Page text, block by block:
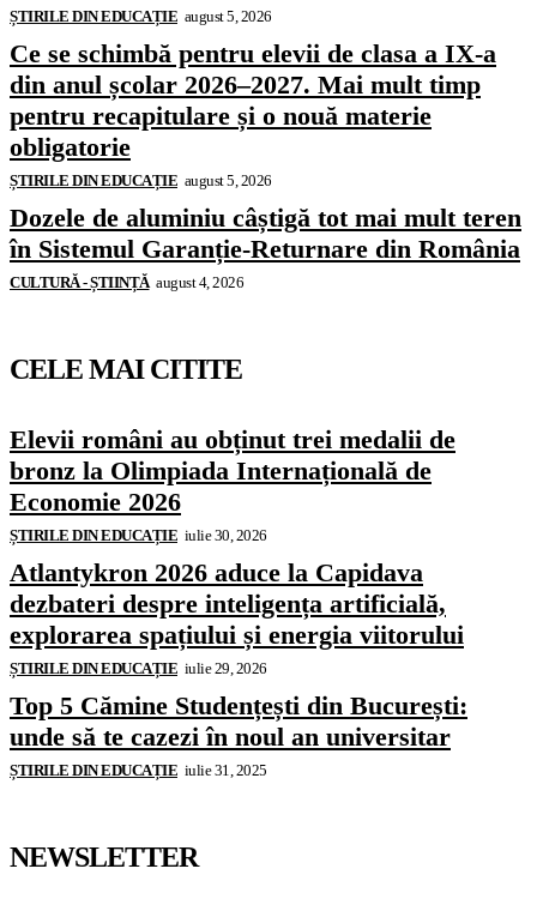
ȘTIRILE DIN EDUCAȚIE august 5, 2026
Ce se schimbă pentru elevii de clasa a IX-a
din anul școlar 2026–2027. Mai mult timp
pentru recapitulare și o nouă materie
obligatorie
ȘTIRILE DIN EDUCAȚIE august 5, 2026
Dozele de aluminiu câștigă tot mai mult teren
în Sistemul Garanție-Returnare din România
CULTURĂ - ȘTIINȚĂ august 4, 2026
CELE MAI CITITE
Elevii români au obținut trei medalii de
bronz la Olimpiada Internațională de
Economie 2026
ȘTIRILE DIN EDUCAȚIE iulie 30, 2026
Atlantykron 2026 aduce la Capidava
dezbateri despre inteligența artificială,
explorarea spațiului și energia viitorului
ȘTIRILE DIN EDUCAȚIE iulie 29, 2026
Top 5 Cămine Studențești din București:
unde să te cazezi în noul an universitar
ȘTIRILE DIN EDUCAȚIE iulie 31, 2025
NEWSLETTER